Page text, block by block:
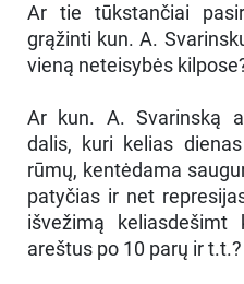
Ar tie tūkstančiai
grąžinti kun. A.
vieną neteisybės
Ar kun. A. Svarinską
dalis, kuri kelias
rūmų, kentėdama
patyčias ir net
išvežimą keliasdešimt
areštus po 10 parų ir t.t.?